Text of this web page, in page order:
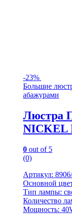
-23%
Большие
абажурами
Люстра
NICKEL
0 out of 5
(0)
Артикул:
Основной
Тип лампы:
Количество
Мощность: